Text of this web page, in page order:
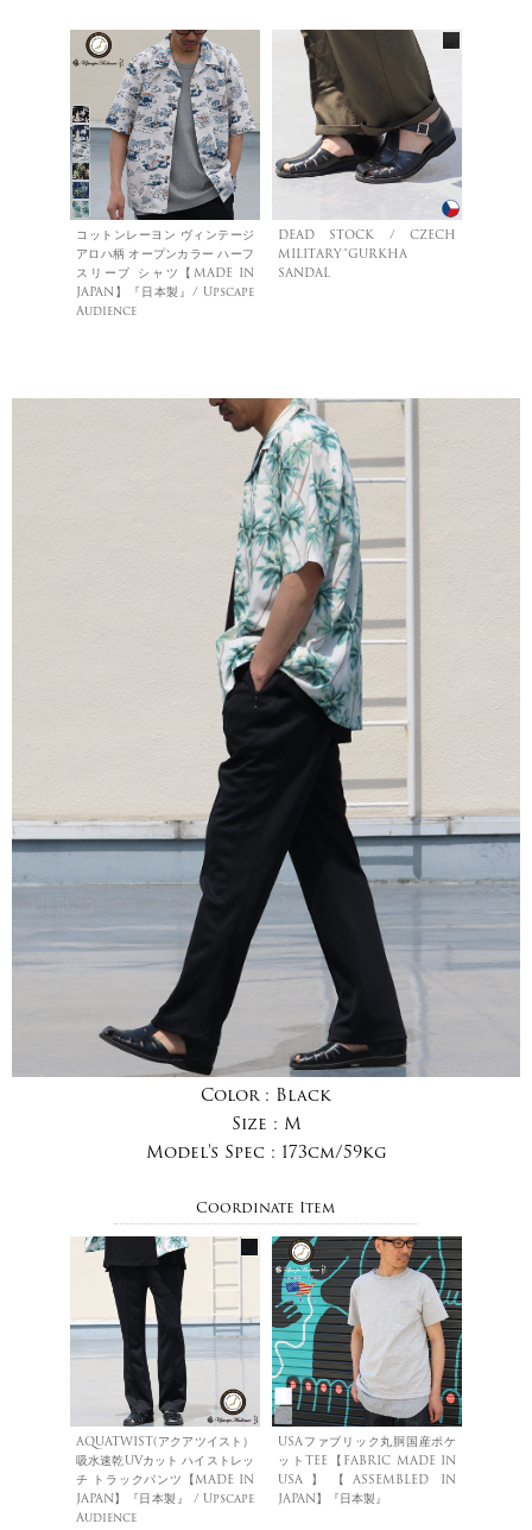
コットンレーヨン ヴィンテージ
アロハ柄 オープンカラー ハーフ
スリーブ シャツ【MADE IN
JAPAN】『日本製』/ Upscape
Audience
DEAD STOCK / CZECH
MILITARY”GURKHA
SANDAL
Color : Black
Size : M
Model's Spec : 173cm/59kg
Coordinate Item
AQUATWIST(アクアツイスト）
吸水速乾UVカット ハイストレッ
チ トラックパンツ【MADE IN
JAPAN】『日本製』 / Upscape
Audience
USAファブリック丸胴国産ポケ
ットTEE【FABRIC MADE IN
USA】【ASSEMBLED IN
JAPAN】『日本製』